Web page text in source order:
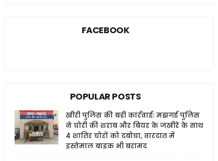
FACEBOOK
POPULAR POSTS
खीरी पुलिस की बड़ी कार्रवाई: मझगई पुलिस
ने चोरी की शराब और बियर के जखीरे के साथ
4 शातिर चोरों को दबोचा, वारदात में
इस्तेमाल बाइक भी बरामद